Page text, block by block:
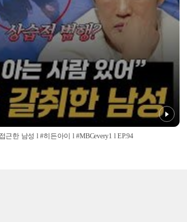
한 남성 l #히든아이 l #MBCevery1 l EP.94